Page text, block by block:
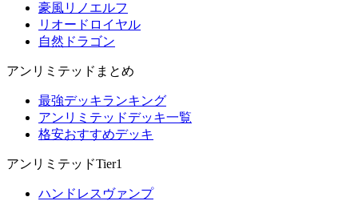
豪風リノエルフ
リオードロイヤル
自然ドラゴン
アンリミテッドまとめ
最強デッキランキング
アンリミテッドデッキ一覧
格安おすすめデッキ
アンリミテッドTier1
ハンドレスヴァンプ